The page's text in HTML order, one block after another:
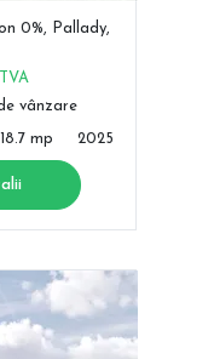
0%, Pallady,
vânzare
118.7 mp 2025